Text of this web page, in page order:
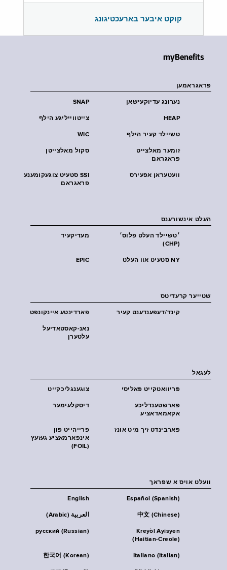
קוקט איבער בארעכטיגונג
myBenefits
פראגראמען
SNAP נערונג עדיוקעישאן
צייטווייליגע הילף HEAP
WIC טשיילד קעיר הילף
סקול מאלצייטן
זומער מאלצייט
פראגראם
SSI סטעיט צוגעקומענע
פראגראם
וועטעראן אפעירס
העלט אינשורענס
מעדיקעיד
׳טשיילד העלט פּלוס׳
(CHP)
EPIC NY סטעיט אוו העלט
שטייער קרעדיטס
פארדינטע איינקונפט קינד/דעפענדענט קעיר
נאנ-קאסטאדיעל
עלטערן
לעגאל
צוגענגליכקייט פּריוואטקייט פּאליסי
דיסקלעימער
פארשטענדליכע
אקאמאדאציע
פרייהייט פון
אינפארמאציע געזעץ
(FOIL)
פארבינדט זיך מיט אונז
וועלט אויס א שפראך
English Español (Spanish)
العربية (Arabic) 中文 (Chinese)
русский (Russian)
Kreyòl Ayisyen
(Haitian-Creole)
한국어 (Korean) Italiano (Italian)